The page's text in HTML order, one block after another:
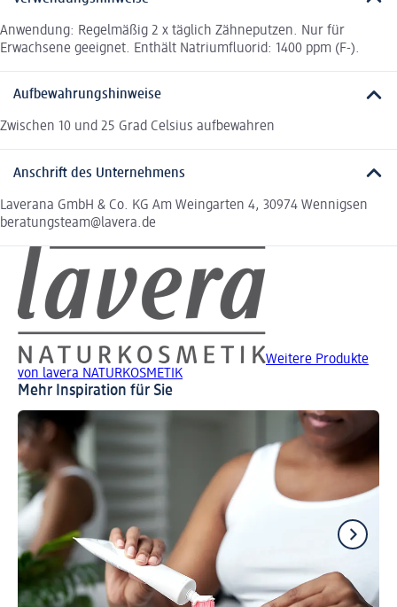
Anwendung: Regelmäßig 2 x täglich Zähneputzen. Nur für
Erwachsene geeignet. Enthält Natriumfluorid: 1400 ppm (F-).
Aufbewahrungshinweise
Zwischen 10 und 25 Grad Celsius aufbewahren
Anschrift des Unternehmens
Laverana GmbH & Co. KG Am Weingarten 4, 30974 Wennigsen
beratungsteam@lavera.de
Weitere Produkte
von lavera NATURKOSMETIK
Mehr Inspiration für Sie